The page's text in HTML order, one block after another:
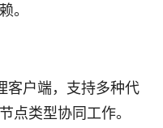
。
客户端，支持多种代
点类型协同工作。